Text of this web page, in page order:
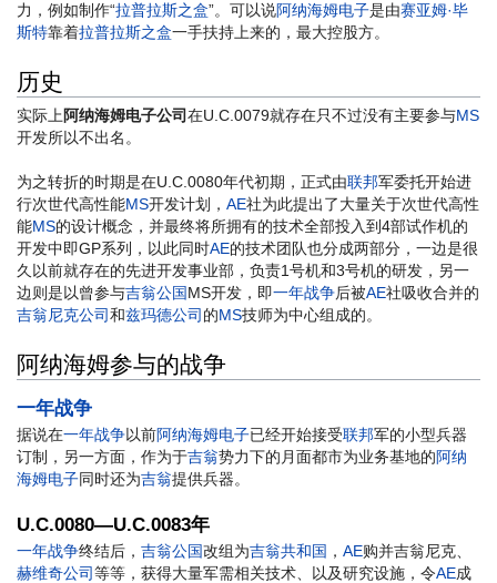
力，例如制作“拉普拉斯之盒”。可以说阿纳海姆电子是由赛亚姆·毕
斯特靠着拉普拉斯之盒一手扶持上来的，最大控股方。
历史
实际上 阿纳海姆电子公司在U.C.0079就存在只不过没有主要参与MS
开发所以不出名。
为之转折的时期是在U.C.0080年代初期，正式由联邦军委托开始进
行次世代高性能MS开发计划， AE社为此提出了大量关于次世代高性
能MS的设计概念，并最终将所拥有的技术全部投入到4部试作机的
开发中即GP系列，以此同时AE的技术团队也分成两部分，一边是很
久以前就存在的先进开发事业部，负责1号机和3号机的研发，另一
边则是以曾参与吉翁公国MS开发，即一年战争后被AE社吸收合并的
吉翁尼克公司和兹玛德公司 的MS技师为中心组成的。
阿纳海姆参与的战争
一年战争
据说在一年战争以前阿纳海姆电子已经开始接受联邦军的小型兵器
订制，另一方面，作为于吉翁势力下的月面都市为业务基地的阿纳
海姆电子同时还为吉翁提供兵器。
U.C.0080—U.C.0083年
一年战争终结后， 吉翁公国改组为吉翁共和国 ， AE购并吉翁尼克、
赫维奇公司等等，获得大量军需相关技术、以及研究设施，令AE成